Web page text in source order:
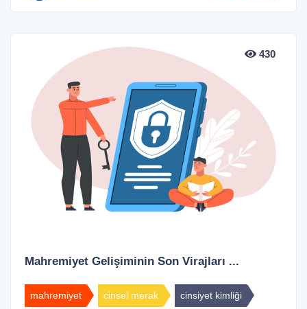
430
Mahremiyet Gelişiminin Son Virajları ...
mahremiyet cinsel merak cinsiyet kimliği